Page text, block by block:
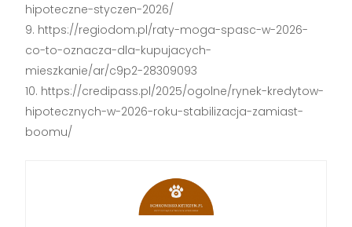
hipoteczne-styczen-2026/
https://regiodom.pl/raty-moga-spasc-w-2026-
co-to-oznacza-dla-kupujacych-
mieszkanie/ar/c9p2-28309093
https://credipass.pl/2025/ogolne/rynek-kredytow-
hipotecznych-w-2026-roku-stabilizacja-zamiast-
boomu/